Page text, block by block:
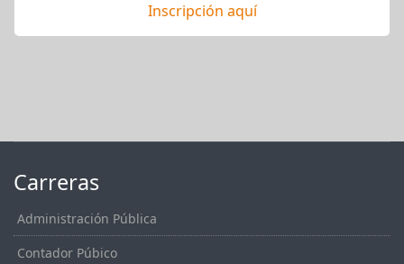
Inscripción aquí
Carreras
Administración Pública
Contador Púbico